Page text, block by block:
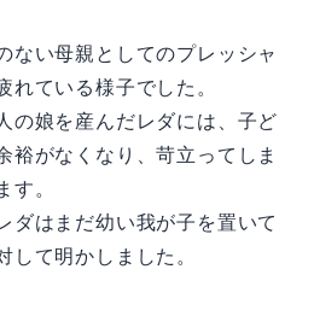
ない母親としてのプレッシャ
れている様子でした。
の娘を産んだレダには、子ど
裕がなくなり、苛立ってしま
す。
ダはまだ幼い我が子を置いて
して明かしました。